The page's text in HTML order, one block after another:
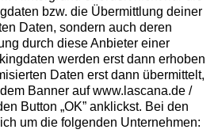
bzw. die Übermittlung deiner
Daten, sondern auch deren
durch diese Anbieter einer
werden erst dann erhoben
Daten erst dann übermittelt,
Banner auf www.lascana.de /
Button „OK” anklickst. Bei den
um die folgenden Unternehmen: